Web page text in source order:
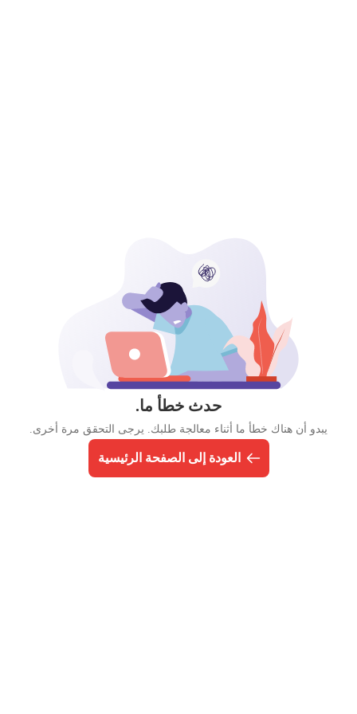
حدث خطأ ما.
يبدو أن هناك خطأ ما أثناء معالجة طلبك. يرجى التحقق مرة أخرى.
العودة إلى الصفحة الرئيسية